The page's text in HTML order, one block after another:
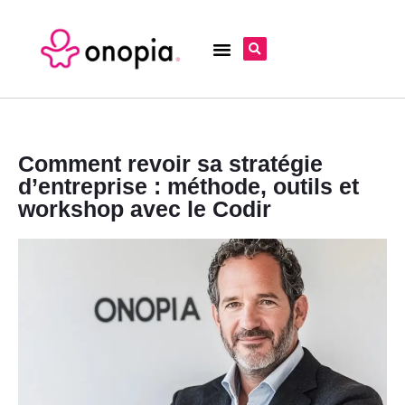
Comment revoir sa stratégie
d’entreprise : méthode, outils et
workshop avec le Codir